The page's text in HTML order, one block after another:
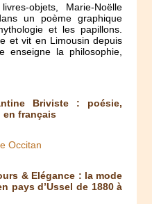
objets, Marie-Noëlle
un poème graphique
et les papillons.
et vit en Limousin depuis
enseigne la philosophie,
Briviste : poésie,
en français
Occitan
& Elégance : la mode
pays d’Ussel de 1880 à